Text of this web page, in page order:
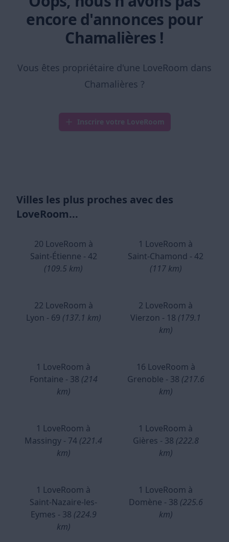
encore d'annonces pour
Chamalières !
Vous êtes propriétaire d'une LoveRoom dans
Chamalières ?
Inscrire votre LoveRoom
Villes les plus proches avec des
LoveRoom...
20 LoveRoom à
Saint-Étienne - 42
(109.5 km)
1 LoveRoom à
Saint-Chamond - 42
(117 km)
22 LoveRoom à
Lyon - 69 (137.1 km)
2 LoveRoom à
Vierzon - 18 (179.1
km)
1 LoveRoom à
Fontaine - 38 (214
km)
16 LoveRoom à
Grenoble - 38 (217.6
km)
1 LoveRoom à
Massingy - 74 (221.4
km)
1 LoveRoom à
Gières - 38 (222.8
km)
1 LoveRoom à
Saint-Nazaire-les-
Eymes - 38 (224.9
km)
1 LoveRoom à
Domène - 38 (225.6
km)